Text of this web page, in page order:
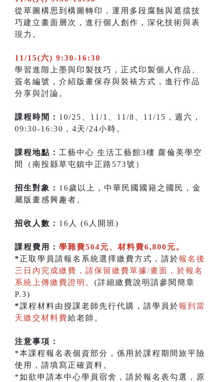
從草圖構思到構圖轉印，運用多段腐蝕與遮擋技
巧建立畫面層次，進行個人創作，深化技術與表
現力。
11/15(六) 9:30-16:30
學習進階上墨與印製技巧，正式印製個人作品、
簽名編號，介紹版畫保存與裝裱方式，進行作品
分享與討論。
課程時間： 10/25、11/1、11/8、11/15，週六，
09:30-16:30，4天/24小時。
課程地點： 工藝中心 生活工藝館3樓 蘿倫美學空
間（南投縣草屯鎮中正路573號）
招生對象： 16歲以上，中華民國國籍之國民，金
屬版畫感興趣者。
招收人數： 16人 (6人開班)
課程費用： 學雜費504元、材料費6,800元。
* 正取學員請報名系統選擇繳費方式，請於報名後
三日內完成繳費，請保留繳費單據/畫面，於報名
系統上傳繳費證明。 (詳細繳費說明請參閱簡章
P.3)
*課程材料由授課老師先行代購，請學員於報到當
天繳交材料費給老師。
注意事項：
*本課程報名表個資部分，係用於課程期間旅平險
使用，請填寫正確資料。
*如欲申請本中心學員宿舍，請於報名表勾選，原